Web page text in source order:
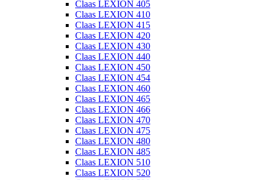
Claas LEXION 405
Claas LEXION 410
Claas LEXION 415
Claas LEXION 420
Claas LEXION 430
Claas LEXION 440
Claas LEXION 450
Claas LEXION 454
Claas LEXION 460
Claas LEXION 465
Claas LEXION 466
Claas LEXION 470
Claas LEXION 475
Claas LEXION 480
Claas LEXION 485
Claas LEXION 510
Claas LEXION 520